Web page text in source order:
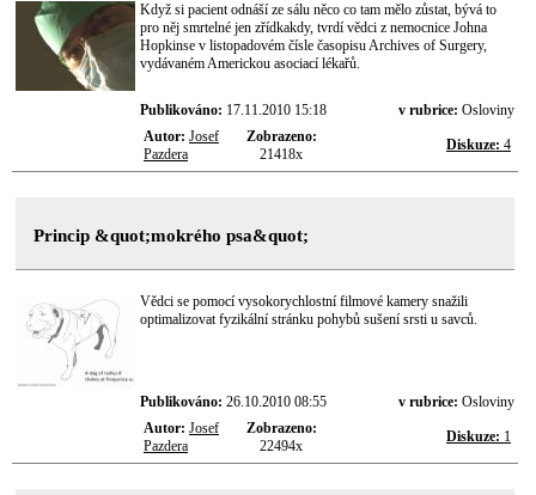
Když si pacient odnáší ze sálu něco co tam mělo zůstat, bývá to
pro něj smrtelné jen zřídkakdy, tvrdí vědci z nemocnice Johna
Hopkinse v listopadovém čísle časopisu Archives of Surgery,
vydávaném Americkou asociací lékařů.
Publikováno: 17.11.2010 15:18 v rubrice: Osloviny
Autor: Josef
Pazdera
Zobrazeno:
21418x
Diskuze: 4
Princip &quot;mokrého psa&quot;
Vědci se pomocí vysokorychlostní filmové kamery snažili
optimalizovat fyzikální stránku pohybů sušení srsti u savců.
Publikováno: 26.10.2010 08:55 v rubrice: Osloviny
Autor: Josef
Pazdera
Zobrazeno:
22494x
Diskuze: 1